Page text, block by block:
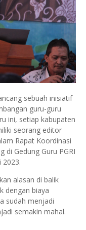
sebuah inisiatif
guru-guru
ini, setiap kabupaten
seorang editor
Rapat Koordinasi
di Gedung Guru PGRI
2023.
alasan di balik
dengan biaya
sudah menjadi
semakin mahal.